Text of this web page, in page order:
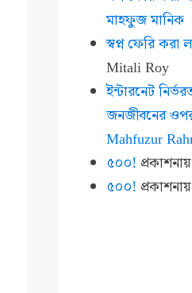
মাহফুজ মানিক
স্বপ্ন ফেরি করা
Mitali Roy
ইন্টারনেট
জনজীবনের ওপর
Mahfuzur
৫০০!
৫০০! প্রকাশনায়